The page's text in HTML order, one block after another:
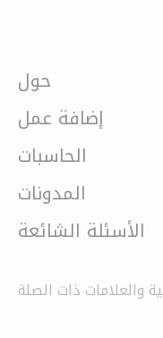
حول
إضافة عمل
الحاسبات
المدونات
الأسئلة الشائعة
والعلامات ذات الصلة